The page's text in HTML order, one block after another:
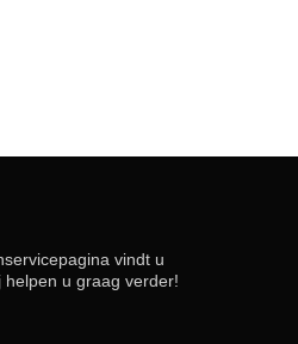
vindt u
u graag verder!